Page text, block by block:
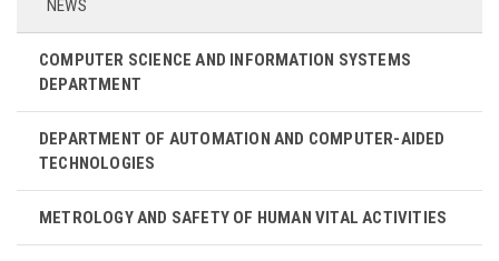
NEWS
COMPUTER SCIENCE AND INFORMATION SYSTEMS
DEPARTMENT
DEPARTMENT OF AUTOMATION AND COMPUTER-AIDED
TECHNOLOGIES
METROLOGY AND SAFETY OF HUMAN VITAL ACTIVITIES